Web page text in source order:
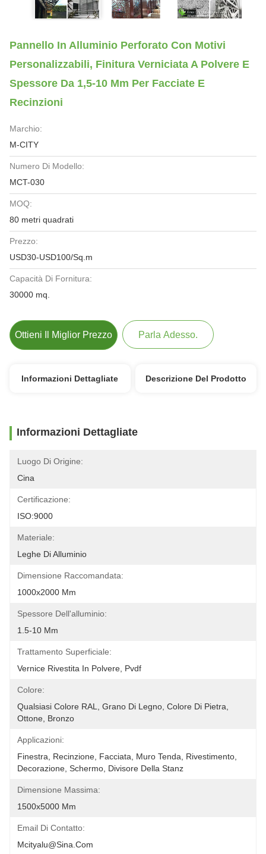
Pannello In Alluminio Perforato Con Motivi
Personalizzabili, Finitura Verniciata A Polvere E
Spessore Da 1,5-10 Mm Per Facciate E
Recinzioni
Marchio:
M-CITY
Numero Di Modello:
MCT-030
MOQ:
80 metri quadrati
Prezzo:
USD30-USD100/Sq.m
Capacità Di Fornitura:
30000 mq.
Ottieni Il Miglior Prezzo Parla Adesso.
Informazioni Dettagliate Descrizione Del Prodotto
Informazioni Dettagliate
Luogo Di Origine:
Cina
Certificazione:
ISO:9000
Materiale:
Leghe Di Alluminio
Dimensione Raccomandata:
1000x2000 Mm
Spessore Dell'alluminio:
1.5-10 Mm
Trattamento Superficiale:
Vernice Rivestita In Polvere, Pvdf
Colore:
Qualsiasi Colore RAL, Grano Di Legno, Colore Di Pietra,
Ottone, Bronzo
Applicazioni:
Finestra, Recinzione, Facciata, Muro Tenda, Rivestimento,
Decorazione, Schermo, Divisore Della Stanz
Dimensione Massima:
1500x5000 Mm
Email Di Contatto:
Mcityalu@sina.com